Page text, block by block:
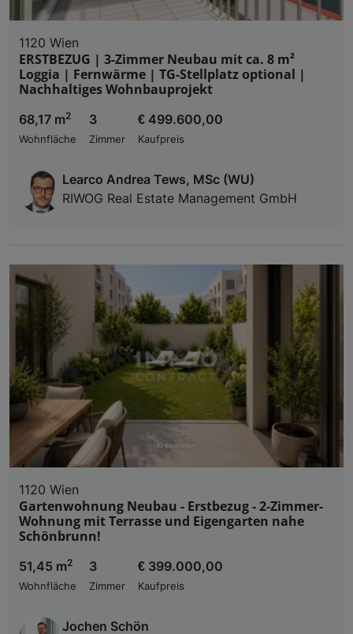
1120 Wien
ERSTBEZUG | 3-Zimmer Neubau mit ca. 8 m²
Loggia | Fernwärme | TG-Stellplatz optional |
Nachhaltiges Wohnbauprojekt
68,17 m2
Wohnfläche
3
Zimmer
€ 499.600,00
Kaufpreis
Learco Andrea Tews, MSc (WU)
RIWOG Real Estate Management GmbH
1120 Wien
Gartenwohnung Neubau - Erstbezug - 2-Zimmer-
Wohnung mit Terrasse und Eigengarten nahe
Schönbrunn!
51,45 m2
Wohnfläche
3
Zimmer
€ 399.000,00
Kaufpreis
Jochen Schön